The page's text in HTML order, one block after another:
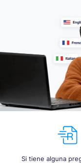
Si tiene alguna